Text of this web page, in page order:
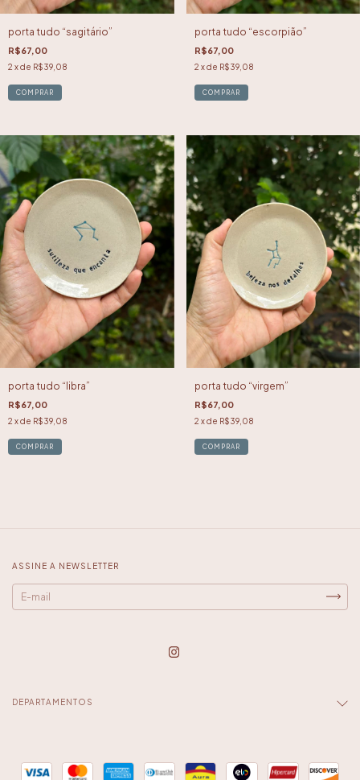
porta tudo “sagitário”
R$67,00
2 x de R$39,08
porta tudo “escorpião”
R$67,00
2 x de R$39,08
porta tudo “libra”
R$67,00
2 x de R$39,08
porta tudo “virgem”
R$67,00
2 x de R$39,08
ASSINE A NEWSLETTER
DEPARTAMENTOS